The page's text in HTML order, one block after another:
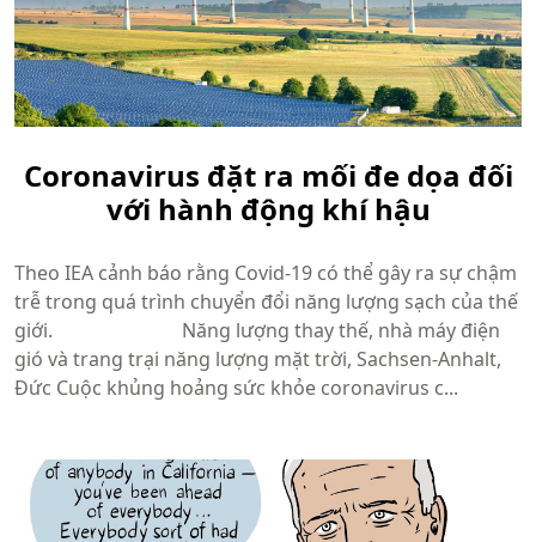
Coronavirus đặt ra mối đe dọa đối
với hành động khí hậu
Theo IEA cảnh báo rằng Covid-19 có thể gây ra sự chậm
trễ trong quá trình chuyển đổi năng lượng sạch của thế
giới. Năng lượng thay thế, nhà máy điện
gió và trang trại năng lượng mặt trời, Sachsen-Anhalt,
Đức Cuộc khủng hoảng sức khỏe coronavirus c...